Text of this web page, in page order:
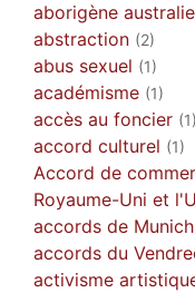
aborigène
abstraction (2)
abus sexuel (1)
académisme (1)
accès au foncier (1)
accord culturel (1)
Accord de
Royaume-Uni et
accords de Munich
accords du
activisme